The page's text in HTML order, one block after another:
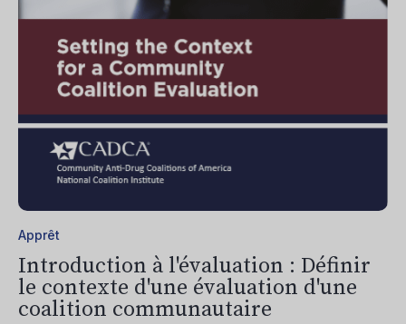
Apprêt
Introduction à l'évaluation : Définir
le contexte d'une évaluation d'une
coalition communautaire